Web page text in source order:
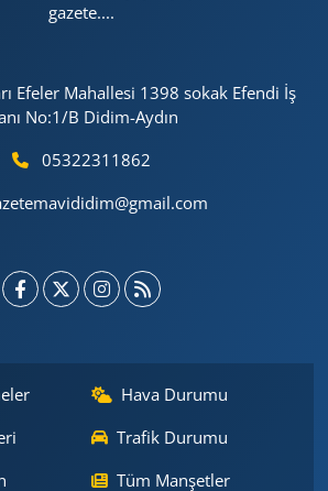
gazete....
Efeler Mahallesi 1398 sokak Efendi İş
No:1/B Didim-Aydın
05322311862
Hava Durumu
Trafik Durumu
Tüm Manşetler